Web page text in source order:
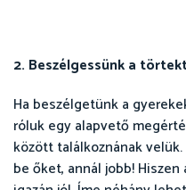
2. Beszélgessünk a
Ha beszélgetünk a
róluk egy alapvető
között találkoznának
be őket, annál jobb!